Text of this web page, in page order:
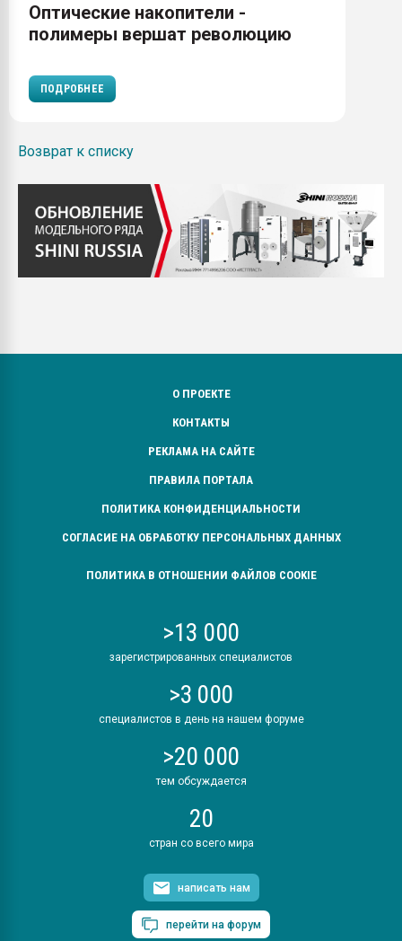
Оптические накопители -
полимеры вершат революцию
ПОДРОБНЕЕ
Возврат к списку
О ПРОЕКТЕ
КОНТАКТЫ
РЕКЛАМА НА САЙТЕ
ПРАВИЛА ПОРТАЛА
ПОЛИТИКА КОНФИДЕНЦИАЛЬНОСТИ
СОГЛАСИЕ НА ОБРАБОТКУ ПЕРСОНАЛЬНЫХ ДАННЫХ
ПОЛИТИКА В ОТНОШЕНИИ ФАЙЛОВ COOKIE
>13 000
зарегистрированных специалистов
>3 000
специалистов в день на нашем форуме
>20 000
тем обсуждается
20
стран со всего мира
написать нам
перейти на форум